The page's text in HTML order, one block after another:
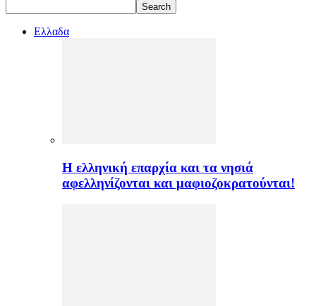
Ελλαδα
H ελληνική επαρχία και τα νησιά
αφελληνίζονται και μαφιοζοκρατούνται!